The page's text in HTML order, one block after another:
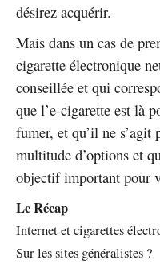
désirez acquérir.
Mais dans un cas de
cigarette électronique
conseillée et qui
que l’e-cigarette est là
fumer, et qu’il ne s’agit
multitude d’options et
objectif important pour
Le Récap
Internet et cigarettes
Sur les sites généralistes ?